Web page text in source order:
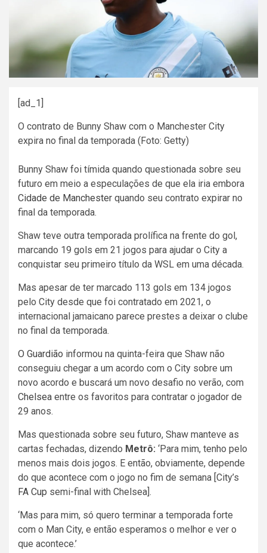
[ad_1]
O contrato de Bunny Shaw com o Manchester City
expira no final da temporada (Foto: Getty)
Bunny Shaw foi tímida quando questionada sobre seu
futuro em meio a especulações de que ela iria embora
Cidade de Manchester quando seu contrato expirar no
final da temporada.
Shaw teve outra temporada prolífica na frente do gol,
marcando 19 gols em 21 jogos para ajudar o City a
conquistar seu primeiro título da WSL em uma década.
Mas apesar de ter marcado 113 gols em 134 jogos
pelo City desde que foi contratado em 2021, o
internacional jamaicano parece prestes a deixar o clube
no final da temporada.
O Guardião informou na quinta-feira que Shaw não
conseguiu chegar a um acordo com o City sobre um
novo acordo e buscará um novo desafio no verão, com
Chelsea entre os favoritos para contratar o jogador de
29 anos.
Mas questionada sobre seu futuro, Shaw manteve as
cartas fechadas, dizendo Metrô: ‘Para mim, tenho pelo
menos mais dois jogos. E então, obviamente, depende
do que acontece com o jogo no fim de semana [City’s
FA Cup semi-final with Chelsea].
‘Mas para mim, só quero terminar a temporada forte
com o Man City, e então esperamos o melhor e ver o
que acontece.’